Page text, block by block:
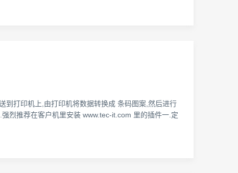
打印机上,由打印机将数据转换成 条码图案,然后进行
烈推荐在客户机里安装 www.tec-it.com 里的插件一.定